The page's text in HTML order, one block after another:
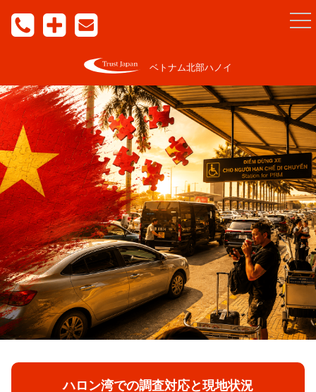
ベトナム北部ハノイ
ハロン湾での調査対応と現地状況